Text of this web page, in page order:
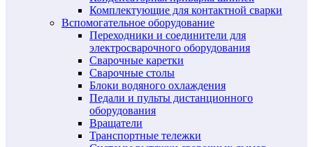
Комплектующие для контактной сварки
Вспомогательное оборудование
Переходники и соединители для
электросварочного оборудования
Сварочные каретки
Сварочные столы
Блоки водяного охлаждения
Педали и пульты дистанционного
оборудования
Вращатели
Транспортные тележки